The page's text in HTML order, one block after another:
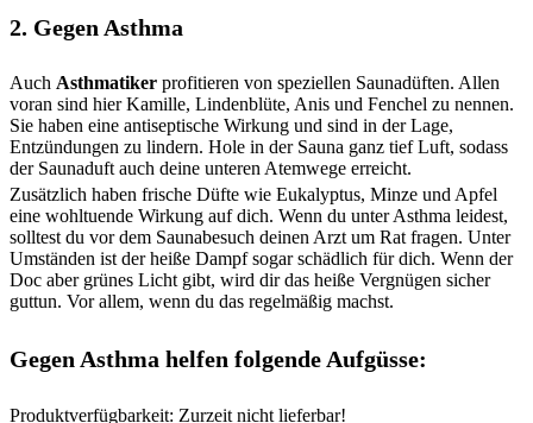
2. Gegen Asthma
Auch Asthmatiker profitieren von speziellen Saunadüften. Allen
voran sind hier Kamille, Lindenblüte, Anis und Fenchel zu nennen.
Sie haben eine antiseptische Wirkung und sind in der Lage,
Entzündungen zu lindern. Hole in der Sauna ganz tief Luft, sodass
der Saunaduft auch deine unteren Atemwege erreicht.
Zusätzlich haben frische Düfte wie Eukalyptus, Minze und Apfel
eine wohltuende Wirkung auf dich. Wenn du unter Asthma leidest,
solltest du vor dem Saunabesuch deinen Arzt um Rat fragen. Unter
Umständen ist der heiße Dampf sogar schädlich für dich. Wenn der
Doc aber grünes Licht gibt, wird dir das heiße Vergnügen sicher
guttun. Vor allem, wenn du das regelmäßig machst.
Gegen Asthma helfen folgende Aufgüsse:
Produktverfügbarkeit: Zurzeit nicht lieferbar!